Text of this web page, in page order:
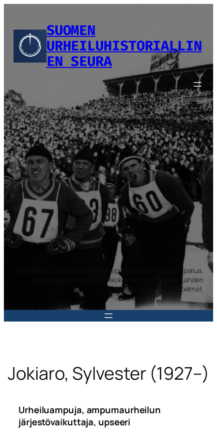
SUOMEN
URHEILUHISTORIALLIN
EN SEURA
Norjalaiset ja ruotsalaiset mäkihyppääjät katsomassa kilpailua,
Salpausselän kisat 1959. Valokuvaaja Erkki Halme. Lahden
museoiden kuvakokoelmat.
Jokiaro, Sylvester (1927–)
Urheiluampuja, ampumaurheilun
järjestövaikuttaja, upseeri